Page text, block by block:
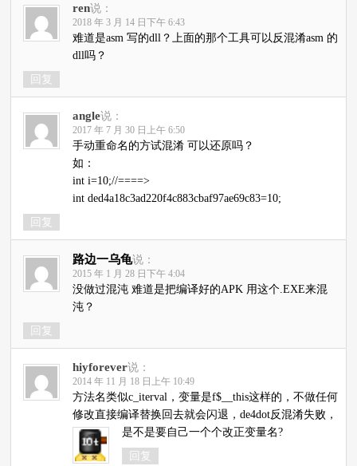
ren说：
2018 年 3 月 14 日下午 6:43
难道是asm 写的dll？上面的那个工具可以反混淆asm 的
dll吗？
回复
angle说：
2017 年 7 月 30 日上午 6:50
手动重命名的方试混淆 可以还原吗？
如：
int i=10;//====>
int ded4a18c3ad220f4c883cbaf97ae69c83=10;
回复
路边一乌龟说：
2015 年 1 月 28 日下午 4:04
没做过混沌 难道是把编译好的APK 用这个.EXE来混
沌？
回复
hiyforever说：
2014 年 11 月 18 日上午 10:49
方法名类似c_iterval，变量是f$__this这样的，不做任何
修改直接编译替换回去就会闪退，de4dot反混淆失败，
是不是要自己一个个改正变量名?
回复